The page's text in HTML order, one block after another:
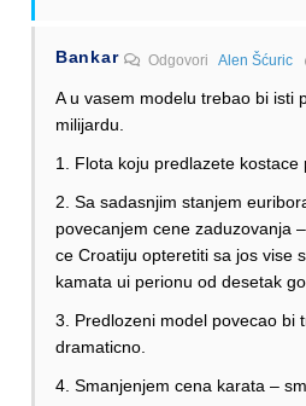
Bankar OdgovoriAlen Šćuric
A u vasem modelu trebao bi isti
milijardu.
1. Flota koju predlazete kostace
2. Sa sadasnjim stanjem
povecanjem cene zaduzovanja
ce Croatiju opteretiti sa jos vise
kamata ui perionu od desetak
3. Predlozeni model povecao bi
dramaticno.
4. Smanjenjem cena karata –